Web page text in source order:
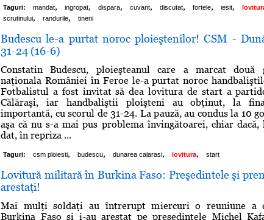
Taguri: mandat, ingropat, dispara, cuvant, discutat, fortele, iesit,
scrutinului, randurile, tinerii
Budescu le-a purtat noroc ploieştenilor! CSM -
31-24 (16-6)
Constatin Budescu, ploieşteanul care a marcat două
naţionala României în Feroe le-a purtat noroc
Fotbalistul a fost invitat să dea lovitura de start a
Călăraşi, iar handbaliştii ploişteni au obţinut, la
importantă, cu scorul de 31-24. La pauză, au condus la 10
aşa că nu s-a mai pus problema învingătoarei, chiar
dat, în repriza ...
Taguri: csm ploiesti, budescu, dunarea calarasi, lovitura, start
Lovitură militară în Burkina Faso: Preşedintele şi
arestaţi!
Mai mulţi soldaţi au întrerupt miercuri o reuniune a
Burkina Faso şi i-au arestat pe preşedintele Michel